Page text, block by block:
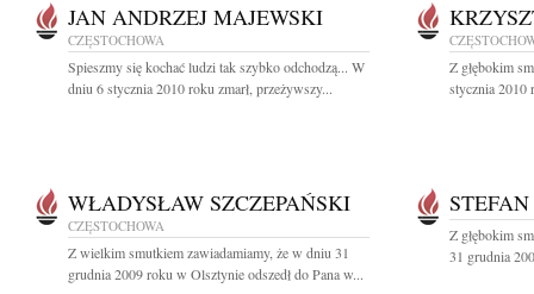
JAN ANDRZEJ MAJEWSKI
CZĘSTOCHOWA
Spieszmy się kochać ludzi tak szybko odchodzą... W
dniu 6 stycznia 2010 roku zmarł, przeżywszy...
Z głębokim
stycznia 2010
WŁADYSŁAW SZCZEPAŃSKI
CZĘSTOCHOWA
Z wielkim smutkiem zawiadamiamy, że w dniu 31
grudnia 2009 roku w Olsztynie odszedł do Pana w...
Z głębokim
31 grudnia